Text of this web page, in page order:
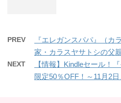
PREV
『エレガンスパパ』（カ
家・カラスヤサトシの父
NEXT
【情報】Kindleセール！
限定50％OFF！～11月2